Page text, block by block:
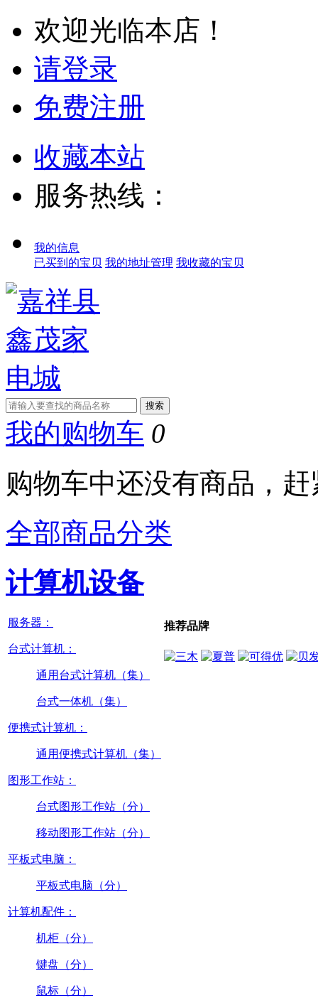
欢迎光临本店！
请登录
免费注册
收藏本站
服务热线：
我的信息
已买到的宝贝 我的地址管理 我收藏的宝贝
我的购物车 0
购物车中还没有商品，
全部商品分类
计算机设备
服务器：
台式计算机：
通用台式计算机（集）
台式一体机（集）
便携式计算机：
通用便携式计算机（集）
图形工作站：
台式图形工作站（分）
移动图形工作站（分）
平板式电脑：
平板式电脑（分）
计算机配件：
机柜（分）
键盘（分）
鼠标（分）
推荐品牌